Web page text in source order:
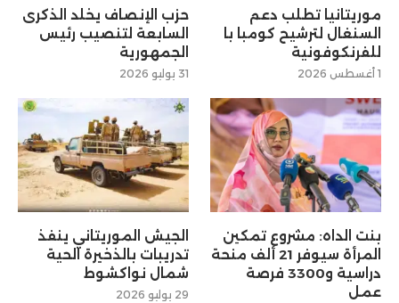
موريتانيا تطلب دعم
السنغال لترشيح كومبا با
للفرنكوفونية
1 أغسطس 2026
حزب الإنصاف يخلد الذكرى
السابعة لتنصيب رئيس
الجمهورية
31 يوليو 2026
بنت الداه: مشروع تمكين
المرأة سيوفر 21 ألف منحة
دراسية و3300 فرصة
عمل
الجيش الموريتاني ينفذ
تدريبات بالذخيرة الحية
شمال نواكشوط
29 يوليو 2026